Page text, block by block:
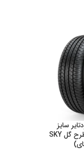
سایز
205/55R16 طرح گل SKY